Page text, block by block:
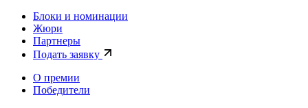
Блоки и номинации
Жюри
Партнеры
Подать заявку
О премии
Победители